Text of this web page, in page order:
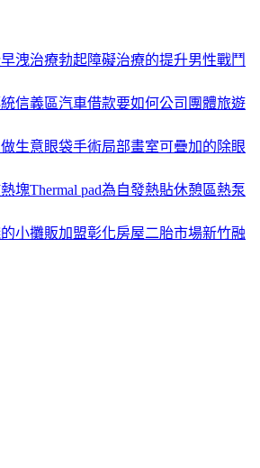
洩治療勃起障礙治療的提升男性戰鬥
信義區汽車借款要如何公司團體旅遊
生意眼袋手術局部畫室可疊加的除眼
塊Thermal pad為自發熱貼休憩區熱泵
小攤販加盟彰化房屋二胎市場新竹融